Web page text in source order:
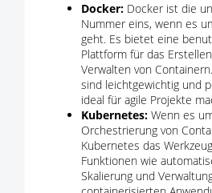
Docker: Docker ist die
Nummer eins, wenn es
geht. Es bietet eine
Plattform für das
Verwalten von
sind leichtgewichtig und
ideal für agile Projekte
Kubernetes: Wenn es
Orchestrierung von
Kubernetes das
Funktionen wie
Skalierung und